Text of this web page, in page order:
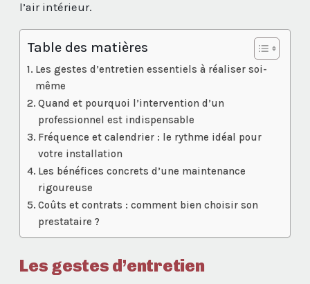
l’air intérieur.
Table des matières
Les gestes d’entretien essentiels à réaliser soi-
même
Quand et pourquoi l’intervention d’un
professionnel est indispensable
Fréquence et calendrier : le rythme idéal pour
votre installation
Les bénéfices concrets d’une maintenance
rigoureuse
Coûts et contrats : comment bien choisir son
prestataire ?
Les gestes d’entretien